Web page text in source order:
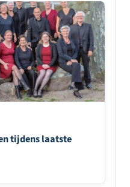
tijdens laatste